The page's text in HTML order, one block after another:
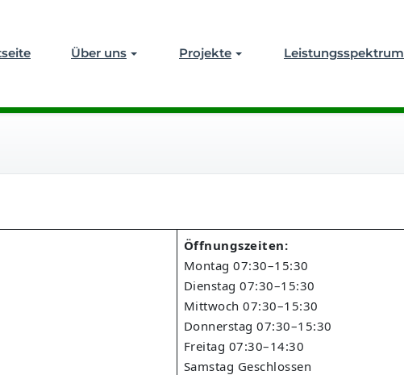
Über uns Projekte Leistungsspektrum
Öffnungszeiten:
Montag 07:30–15:30
Dienstag 07:30–15:30
Mittwoch 07:30–15:30
Donnerstag 07:30–15:30
Freitag 07:30–14:30
Samstag Geschlossen